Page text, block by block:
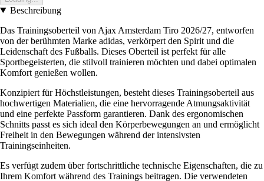
Beschreibung
Das Trainingsoberteil von Ajax Amsterdam Tiro 2026/27, entworfen
von der berühmten Marke adidas, verkörpert den Spirit und die
Leidenschaft des Fußballs. Dieses Oberteil ist perfekt für alle
Sportbegeisterten, die stilvoll trainieren möchten und dabei optimalen
Komfort genießen wollen.
Konzipiert für Höchstleistungen, besteht dieses Trainingsoberteil aus
hochwertigen Materialien, die eine hervorragende Atmungsaktivität
und eine perfekte Passform garantieren. Dank des ergonomischen
Schnitts passt es sich ideal den Körperbewegungen an und ermöglicht
Freiheit in den Bewegungen während der intensivsten
Trainingseinheiten.
Es verfügt zudem über fortschrittliche technische Eigenschaften, die zu
Ihrem Komfort während des Trainings beitragen. Die verwendeten